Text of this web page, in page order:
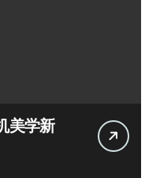
美学新